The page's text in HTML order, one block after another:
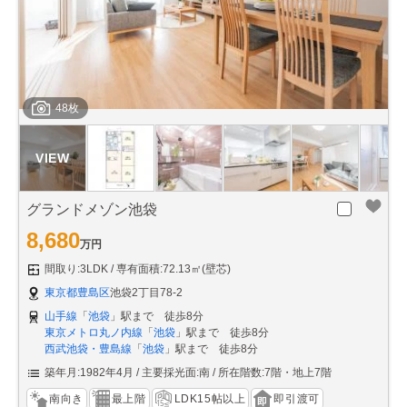
48枚
グランドメゾン池袋
8,680万円
間取り:3LDK
専有面積:72.13㎡(壁芯)
東京都豊島区池袋2丁目78-2
山手線 「 池袋 」駅まで 徒歩8分
東京メトロ丸ノ内線 「 池袋 」駅まで 徒歩8分
西武池袋・豊島線 「 池袋 」駅まで 徒歩8分
築年月:1982年4月
主要採光面:南 所在階数:7階・地上7階
南向き 最上階 LDK15帖以上
即引渡可